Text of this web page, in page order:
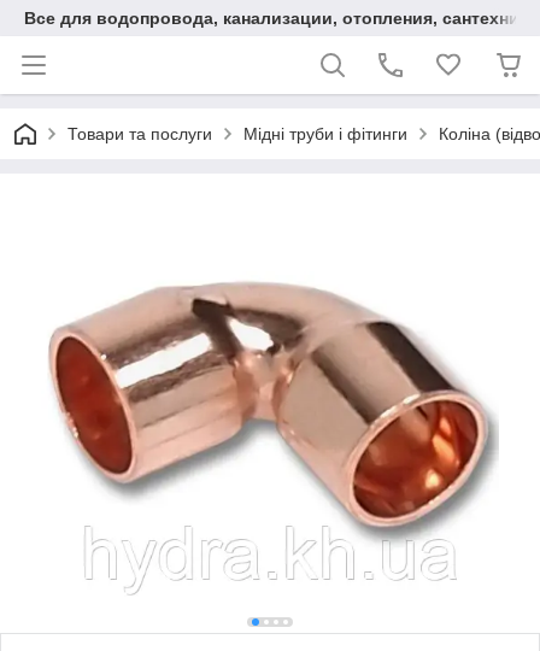
Все для водопровода, канализации, отопления, сантехники
Товари та послуги Мідні труби і фітинги Коліна